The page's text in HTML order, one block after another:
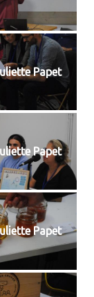
Papet
Papet
Papet